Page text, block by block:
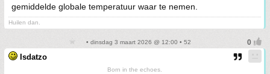
gemiddelde globale temperatuur waar te nemen.
Huilen dan.
• dinsdag 3 maart 2026 @ 12:00 • 52
Isdatzo
Born in the echoes.